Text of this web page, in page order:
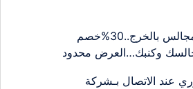
شركة تنظيف مجالس بالخرج..30%خصم
وكنبك…العرض محدود
عند الاتصال بـشركة